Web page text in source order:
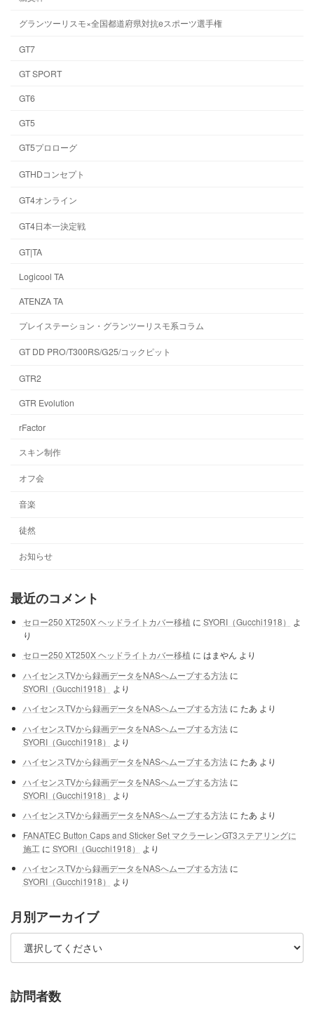
グランツーリスモ×全国都道府県対抗eスポーツ選手権
GT7
GT SPORT
GT6
GT5
GT5プロローグ
GTHDコンセプト
GT4オンライン
GT4日本一決定戦
GT|TA
Logicool TA
ATENZA TA
プレイステーション・グランツーリスモ系コラム
GT DD PRO/T300RS/G25/コックピット
GTR2
GTR Evolution
rFactor
スキン制作
オフ会
音楽
徒然
お知らせ
最近のコメント
セロー250 XT250X ヘッドライトカバー移植 に SYORI（Gucchi1918）
よ
り
セロー250 XT250X ヘッドライトカバー移植 に はまやん より
ハイセンスTVから録画データをNASへムーブする方法に
SYORI（Gucchi1918）
より
ハイセンスTVから録画データをNASへムーブする方法に たあ より
ハイセンスTVから録画データをNASへムーブする方法に
SYORI（Gucchi1918）
より
ハイセンスTVから録画データをNASへムーブする方法に たあ より
ハイセンスTVから録画データをNASへムーブする方法に
SYORI（Gucchi1918）
より
ハイセンスTVから録画データをNASへムーブする方法に たあ より
FANATEC Button Caps and Sticker Set マクラーレンGT3ステアリングに
施工 に SYORI（Gucchi1918）
より
ハイセンスTVから録画データをNASへムーブする方法に
SYORI（Gucchi1918）
より
月別アーカイブ
訪問者数